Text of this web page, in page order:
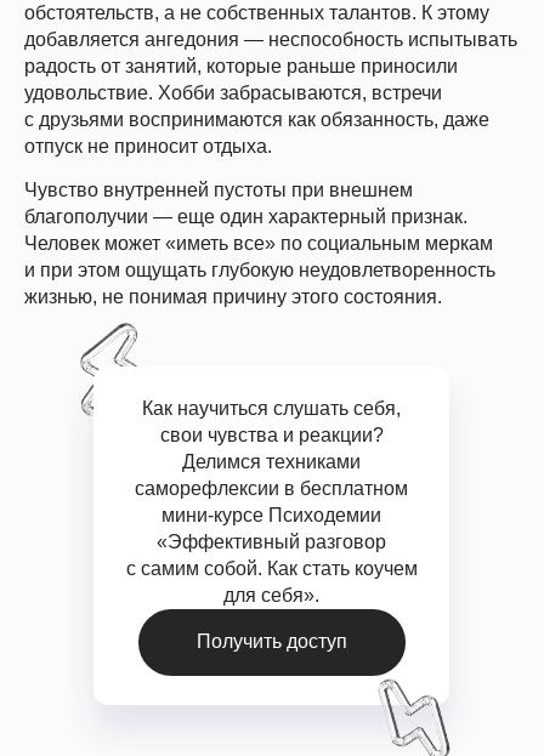
обстоятельств, а не собственных талантов. К этому
добавляется ангедония — неспособность испытывать
радость от занятий, которые раньше приносили
удовольствие. Хобби забрасываются, встречи
с друзьями воспринимаются как обязанность, даже
отпуск не приносит отдыха.
Чувство внутренней пустоты при внешнем
благополучии — еще один характерный признак.
Человек может «иметь все» по социальным меркам
и при этом ощущать глубокую неудовлетворенность
жизнью, не понимая причину этого состояния.
Как научиться слушать себя,
свои чувства и реакции?
Делимся техниками
саморефлексии в бесплатном
мини-курсе Психодемии
«Эффективный разговор
с самим собой. Как стать коучем
для себя».
Получить доступ